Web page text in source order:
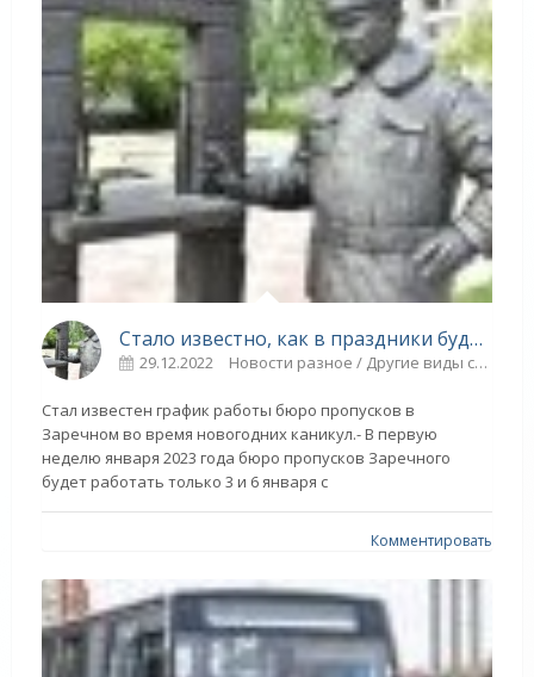
Стало известно, как в праздники будет работать бюро пропусков в Заречном - СПОРТ
29.12.2022 Новости разное / Другие виды спорта / ВЕЛОСПОРТ / Спорт
Стал известен график работы бюро пропусков в
Заречном во время новогодних каникул.- В первую
неделю января 2023 года бюро пропусков Заречного
будет работать только 3 и 6 января с
Комментировать